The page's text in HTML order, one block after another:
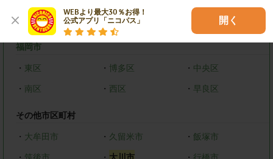
WEBより最大30％お得！
公式アプリ「ニコパス」
開く
戸畑区 八幡東区
・ 八幡西区
福岡市
・ 東区 ・ 博多区 ・ 中央区
・ 南区 ・ 西区 ・早良区
その他市区町村
・ 大牟田市 ・ 久留米市 ・ 飯塚市
・ 筑後市 ・ 大川市 ・行橋市